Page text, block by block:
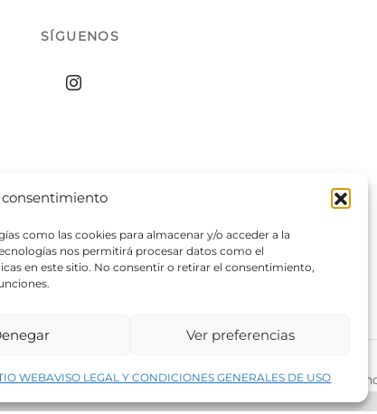
consentimiento
como las cookies para almacenar y/o acceder a la
nos permitirá procesar datos como el
en este sitio. No consentir o retirar el consentimiento,
Ver preferencias
WEBAVISO LEGAL Y CONDICIONES GENERALES DE USO
SÍGUENOS
del sitio web ©2026 Decopintur- todos los